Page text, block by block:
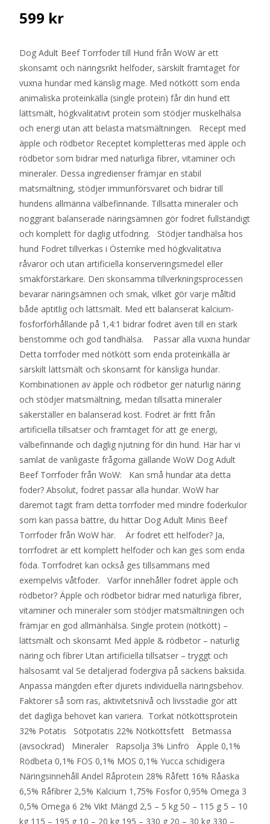
599 kr
Dog Adult Beef Torrfoder till Hund från WoW är ett
skonsamt och näringsrikt helfoder, särskilt framtaget för
vuxna hundar med känslig mage. Med nötkött som enda
animaliska proteinkälla (single protein) får din hund ett
lättsmält, högkvalitativt protein som stödjer muskelhälsa
och energi utan att belasta matsmältningen. Recept med
äpple och rödbetor Receptet kompletteras med äpple och
rödbetor som bidrar med naturliga fibrer, vitaminer och
mineraler. Dessa ingredienser främjar en stabil
matsmältning, stödjer immunförsvaret och bidrar till
hundens allmänna välbefinnande. Tillsatta mineraler och
noggrant balanserade näringsämnen gör fodret fullständigt
och komplett för daglig utfodring. Stödjer tandhälsa hos
hund Fodret tillverkas i Österrike med högkvalitativa
råvaror och utan artificiella konserveringsmedel eller
smakförstärkare. Den skonsamma tillverkningsprocessen
bevarar näringsämnen och smak, vilket gör varje måltid
både aptitlig och lättsmält. Med ett balanserat kalcium-
fosforförhållande på 1,4:1 bidrar fodret även till en stark
benstomme och god tandhälsa. Passar alla vuxna hundar
Detta torrfoder med nötkött som enda proteinkälla är
särskilt lättsmält och skonsamt för känsliga hundar.
Kombinationen av äpple och rödbetor ger naturlig näring
och stödjer matsmältning, medan tillsatta mineraler
säkerställer en balanserad kost. Fodret är fritt från
artificiella tillsatser och framtaget för att ge energi,
välbefinnande och daglig njutning för din hund. Här har vi
samlat de vanligaste frågorna gällande WoW Dog Adult
Beef Torrfoder från WoW: Kan små hundar äta detta
foder? Absolut, fodret passar alla hundar. WoW har
däremot tagit fram detta torrfoder med mindre foderkulor
som kan passa bättre, du hittar Dog Adult Minis Beef
Torrfoder från WoW här. Är fodret ett helfoder? Ja,
torrfodret är ett komplett helfoder och kan ges som enda
föda. Torrfodret kan också ges tillsammans med
exempelvis våtfoder. Varför innehåller fodret äpple och
rödbetor? Äpple och rödbetor bidrar med naturliga fibrer,
vitaminer och mineraler som stödjer matsmältningen och
främjar en god allmänhälsa. Single protein (nötkött) –
lättsmält och skonsamt Med äpple & rödbetor – naturlig
näring och fibrer Utan artificiella tillsatser – tryggt och
hälsosamt val Se detaljerad fodergiva på säckens baksida.
Anpassa mängden efter djurets individuella näringsbehov.
Faktorer så som ras, aktivitetsnivå och livsstadie gör att
det dagliga behovet kan variera. Torkat nötköttsprotein
32% Potatis Sötpotatis 22% Nötköttsfett Betmassa
(avsockrad) Mineraler Rapsolja 3% Linfrö Äpple 0,1%
Rödbeta 0,1% FOS 0,1% MOS 0,1% Yucca schidigera
Näringsinnehåll Andel Råprotein 28% Råfett 16% Råaska
6,5% Råfibrer 2,5% Kalcium 1,75% Fosfor 0,95% Omega 3
0,5% Omega 6 2% Vikt Mängd 2,5 – 5 kg 50 – 115 g 5 – 10
kg 115 – 195 g 10 – 20 kg 195 – 330 g 20 – 30 kg 330 –